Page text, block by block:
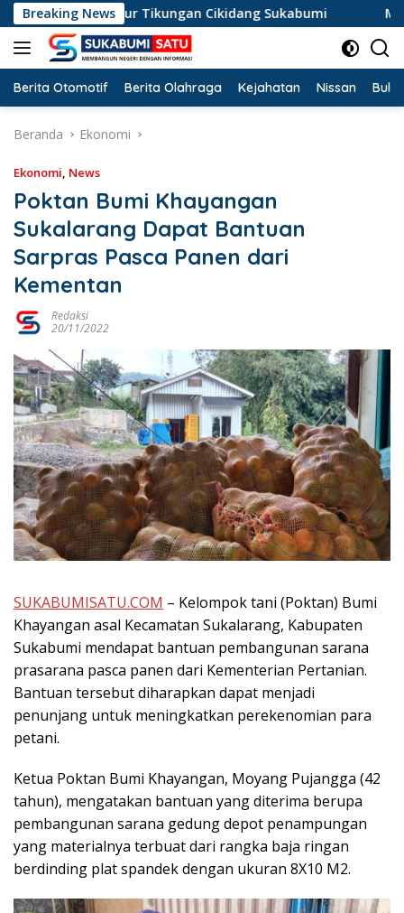
Langsung
ke
konten
Breaking News
di Jalur Tikungan Cikidang Sukabumi Misteri
Berita Otomotif Berita Olahraga Kejahatan Nissan
Beranda Ekonomi
Ekonomi, News
Poktan Bumi Khayangan
Sukalarang Dapat Bantuan
Sarpras Pasca Panen dari
Kementan
Redaksi
20/11/2022
SUKABUMISATU.COM – Kelompok tani (Poktan) Bumi
Khayangan asal Kecamatan Sukalarang, Kabupaten
Sukabumi mendapat bantuan pembangunan sarana
prasarana pasca panen dari Kementerian Pertanian.
Bantuan tersebut diharapkan dapat menjadi
penunjang untuk meningkatkan perekenomian para
petani.
Ketua Poktan Bumi Khayangan, Moyang Pujangga (42
tahun), mengatakan bantuan yang diterima berupa
pembangunan sarana gedung depot penampungan
yang materialnya terbuat dari rangka baja ringan
berdinding plat spandek dengan ukuran 8X10 M2.